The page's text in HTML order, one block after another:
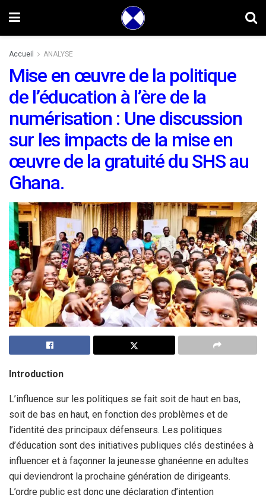
Accueil ANALYSE
Mise en œuvre de la politique
de l’éducation à l’ère de la
numérisation : Une discussion
sur les impacts de la mise en
œuvre de la gratuité du SHS au
Ghana.
Introduction
L’influence sur les politiques se fait soit de haut en bas,
soit de bas en haut, en fonction des problèmes et de
l’identité des principaux défenseurs. Les politiques
d’éducation sont des initiatives publiques clés destinées à
influencer et à façonner la jeunesse ghanéenne en adultes
qui deviendront la prochaine génération de dirigeants.
L’ordre public est donc une déclaration d’intention